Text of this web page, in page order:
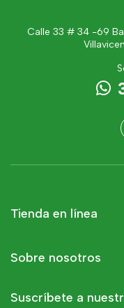
Calle 33 # 34 -69
Tienda en línea
Sobre nosotros
Suscríbete a